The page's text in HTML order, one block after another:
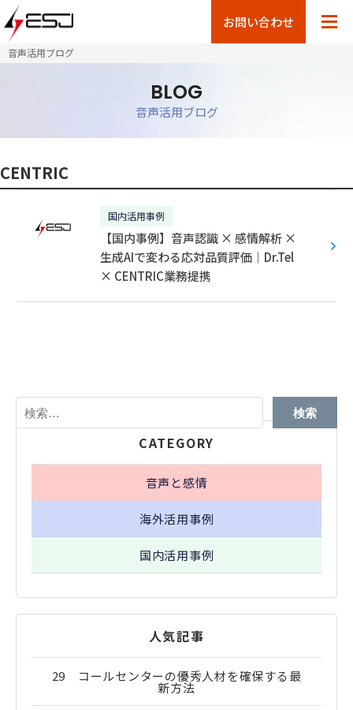
お問い合わせ
BLOG
音声活用ブログ
音声活用ブログ
CENTRIC
国内活用事例
【国内事例】音声認識 × 感情解析 ×
生成AIで変わる応対品質評価｜Dr.Tel
× CENTRIC業務提携
検
CATEGORY
音声と感情
海外活用事例
国内活用事例
人気記事
29 コールセンターの優秀人材を確保する最
新方法